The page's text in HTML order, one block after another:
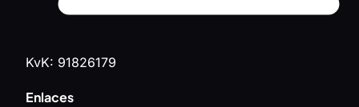
KvK: 91826179
Enlaces